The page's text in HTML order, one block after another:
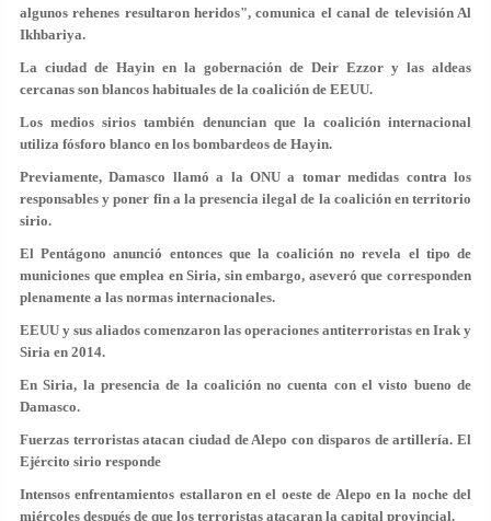
algunos rehenes resultaron heridos", comunica el canal de televisión Al
Ikhbariya.
La ciudad de Hayin en la gobernación de Deir Ezzor y las aldeas
cercanas son blancos habituales de la coalición de EEUU.
Los medios sirios también denuncian que la coalición internacional
utiliza fósforo blanco en los bombardeos de Hayin.
Previamente, Damasco llamó a la ONU a tomar medidas contra los
responsables y poner fin a la presencia ilegal de la coalición en territorio
sirio.
El Pentágono anunció entonces que la coalición no revela el tipo de
municiones que emplea en Siria, sin embargo, aseveró que corresponden
plenamente a las normas internacionales.
EEUU y sus aliados comenzaron las operaciones antiterroristas en Irak y
Siria en 2014.
En Siria, la presencia de la coalición no cuenta con el visto bueno de
Damasco.
Fuerzas terroristas atacan ciudad de Alepo con disparos de artillería. El
Ejército sirio responde
Intensos enfrentamientos estallaron en el oeste de Alepo en la noche del
miércoles después de que los terroristas atacaran la capital provincial.